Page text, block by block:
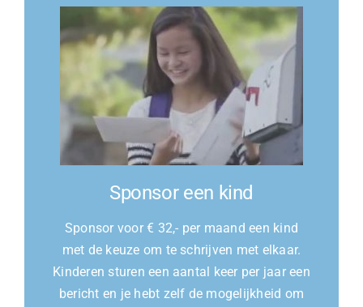
Sponsor een kind
Sponsor voor € 32,- per maand een kind
met de keuze om te schrijven met elkaar.
Kinderen sturen een aantal keer per jaar een
bericht en je hebt zelf de mogelijkheid om